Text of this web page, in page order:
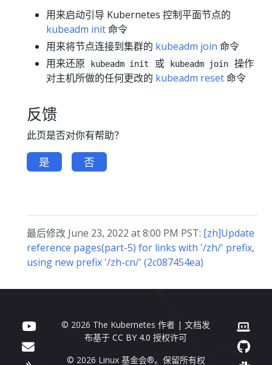
用来启动引导 Kubernetes 控制平面节点的
kubeadm init命令
用来将节点连接到集群的 kubeadm join 命令
用来还原
kubeadm init 或 kubeadm join
操作
对主机所做的任何更改的 kubeadm reset命令
反馈
此页是否对你有帮助？
是 否
最后修改 June 23, 2022 at 8:00 PM PST: [zh]Update
reference pages(part-5) for links with '/zh/' prefix,
using new prefix '/zh-cn/' (2c087454ea)
© 2026 The Kubernetes 作者 | 文档发
布基于CC BY 4.0 授权许可
© 2026 Linux 基金会®。保留所有权